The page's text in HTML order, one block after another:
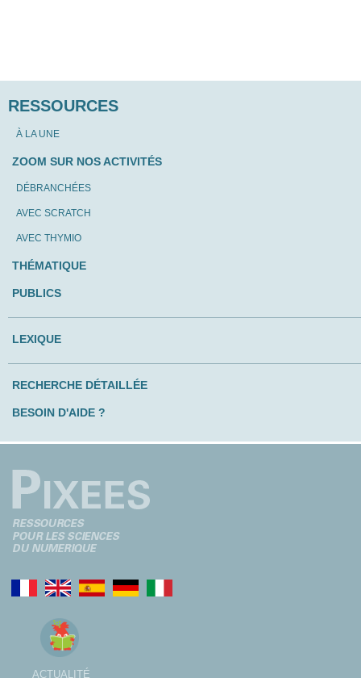
RESSOURCES
À LA UNE
ZOOM SUR NOS ACTIVITÉS
DÉBRANCHÉES
AVEC SCRATCH
AVEC THYMIO
THÉMATIQUE
PUBLICS
LEXIQUE
RECHERCHE DÉTAILLÉE
BESOIN D'AIDE ?
ACTUALITÉ